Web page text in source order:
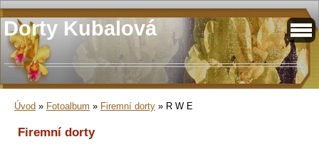
Dorty Kubalová
Úvod » Fotoalbum » Firemní dorty » R W E
Firemní dorty